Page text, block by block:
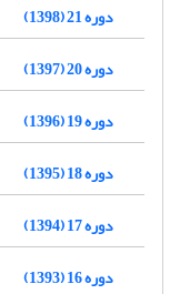
دوره 21 (1398)
دوره 20 (1397)
دوره 19 (1396)
دوره 18 (1395)
دوره 17 (1394)
دوره 16 (1393)